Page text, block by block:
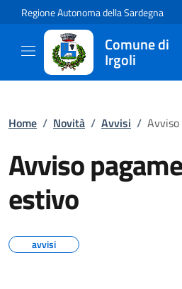
Regione Autonoma della Sardegna
Comune di
Irgoli
Home / Novità / Avvisi /
Avviso
estivo
avvisi